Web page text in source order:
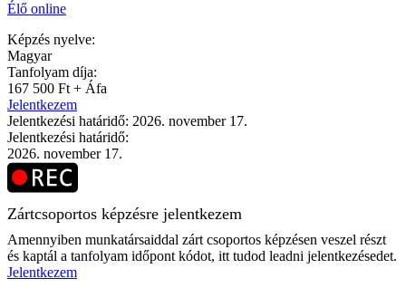
Élő online
Képzés nyelve:
Magyar
Tanfolyam díja:
167 500 Ft + Áfa
Jelentkezem
Jelentkezési határidő: 2026. november 17.
Jelentkezési határidő:
2026. november 17.
Zártcsoportos képzésre jelentkezem
Amennyiben munkatársaiddal zárt csoportos képzésen veszel részt
és kaptál a tanfolyam időpont kódot, itt tudod leadni jelentkezésedet.
Jelentkezem